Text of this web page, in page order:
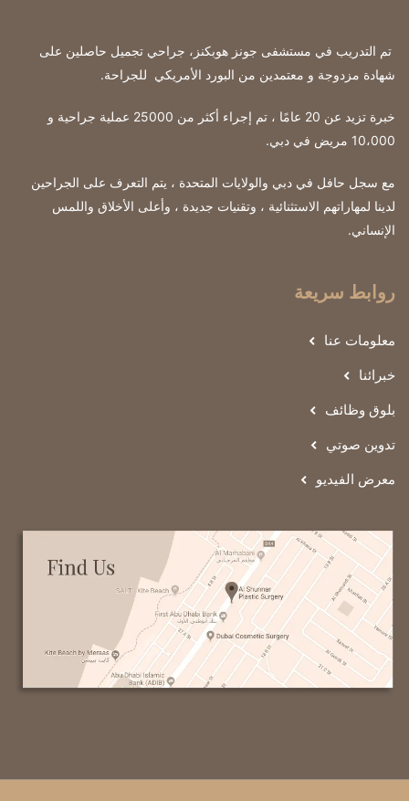
تم التدريب في مستشفى جونز هوبكنز، جراحي تجميل حاصلين على
شهادة مزدوجة و معتمدين من البورد الأمريكي للجراحة.
خبرة تزيد عن 20 عامًا ، تم إجراء أكثر من 25000 عملية جراحية و
10،000 مريض في دبي.
مع سجل حافل في دبي والولايات المتحدة ، يتم التعرف على الجراحين
لدينا لمهاراتهم الاستثنائية ، وتقنيات جديدة ، وأعلى الأخلاق واللمس
الإنساني.
روابط سريعة
معلومات عنا
خبرائنا
بلوق وظائف
تدوين صوتي
معرض الفيديو